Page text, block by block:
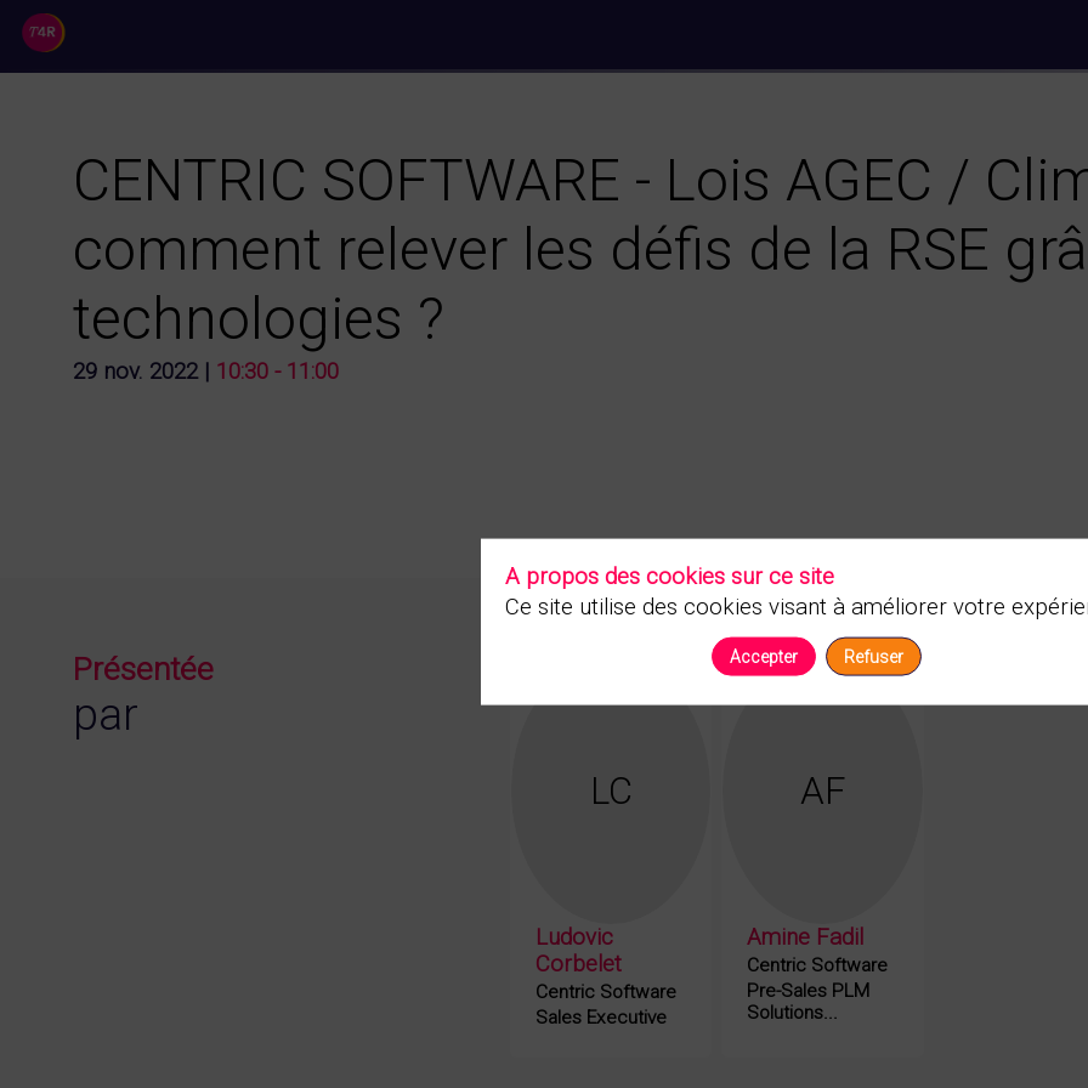
CENTRIC SOFTWARE - Lois AGEC /
comment relever les défis de la RSE
technologies ?
29 nov. 2022| 10:30 - 11:00
Présentée
par
LC
Ludovic
Corbelet
Centric Software
Sales Executive
AF
Amine Fadil
Centric Software
Pre-Sales PLM
Solutions...
A propos des cookies sur ce site
Ce site utilise des cookies visant à améliorer votre
Accepter Refuser